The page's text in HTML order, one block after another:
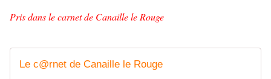
Pris dans le carnet de Canaille le Rouge
Le c@rnet de Canaille le Rouge